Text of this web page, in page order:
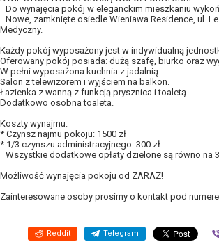
Do wynajęcia pokój w eleganckim mieszkaniu
Nowe, zamknięte osiedle Wieniawa Residence, ul.
Medyczny.
Każdy pokój wyposażony jest w indywidualną
Oferowany pokój posiada: dużą szafę, biurko oraz
W pełni wyposażona kuchnia z jadalnią.
Salon z telewizorem i wyjściem na balkon.
Łazienka z wanną z funkcją prysznica i toaletą.
Dodatkowo osobna toaleta.
Koszty wynajmu:
* Czynsz najmu pokoju: 1500 zł
* 1/3 czynszu administracyjnego: 300 zł
Wszystkie dodatkowe opłaty dzielone są równo na
Możliwość wynajęcia pokoju od ZARAZ!
Zainteresowane osoby prosimy o kontakt pod
Reddit Telegram